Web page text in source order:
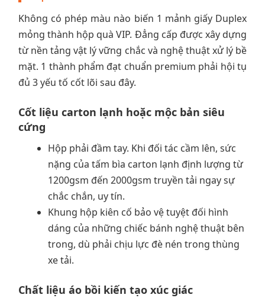
Không có phép màu nào biến 1 mảnh giấy Duplex
mỏng thành hộp quà VIP. Đẳng cấp được xây dựng
từ nền tảng vật lý vững chắc và nghệ thuật xử lý bề
mặt. 1 thành phẩm đạt chuẩn premium phải hội tụ
đủ 3 yếu tố cốt lõi sau đây.
Cốt liệu carton lạnh hoặc mộc bản siêu
cứng
Hộp phải đầm tay. Khi đối tác cầm lên, sức
nặng của tấm bìa carton lạnh định lượng từ
1200gsm đến 2000gsm truyền tải ngay sự
chắc chắn, uy tín.
Khung hộp kiên cố bảo vệ tuyệt đối hình
dáng của những chiếc bánh nghệ thuật bên
trong, dù phải chịu lực đè nén trong thùng
xe tải.
Chất liệu áo bồi kiến tạo xúc giác